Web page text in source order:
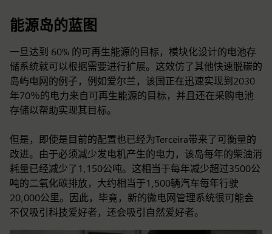
能源岛的蓝图
一旦达到 60% 的可再生能源的目标，模块化设计的电池存
储系统就可以根据需要进行扩展。这效仿了其他快速脱碳的
岛屿电网的例子，例如爱尔兰，该国正在迅速实现到2030
年70％的电力来自可再生能源的目标，并且还在采购电池
存储以帮助实现其目标。
但是，即使是目前的配置也已经为Terceira带来了可衡量的
改进。由于必须减少发电机产生的电力，该岛每年的柴油消
耗量已经减少了1,150公吨。这相当于每年减少超过3500公
吨的二氧化碳排放，大约相当于1,500辆汽车每年行驶
20,000公里。因此，毕竟，新的微电网管理系统很可能会
不仅吸引科技爱好者，还会吸引自然爱好者。